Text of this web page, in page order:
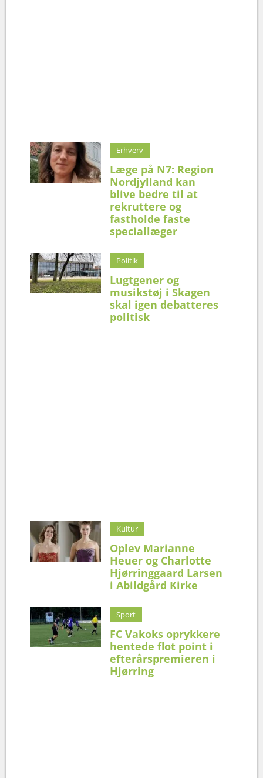
Erhverv
Læge på N7: Region
Nordjylland kan
blive bedre til at
rekruttere og
fastholde faste
speciallæger
Politik
Lugtgener og
musikstøj i Skagen
skal igen debatteres
politisk
Kultur
Oplev Marianne
Heuer og Charlotte
Hjørringgaard Larsen
i Abildgård Kirke
Sport
FC Vakoks oprykkere
hentede flot point i
efterårspremieren i
Hjørring